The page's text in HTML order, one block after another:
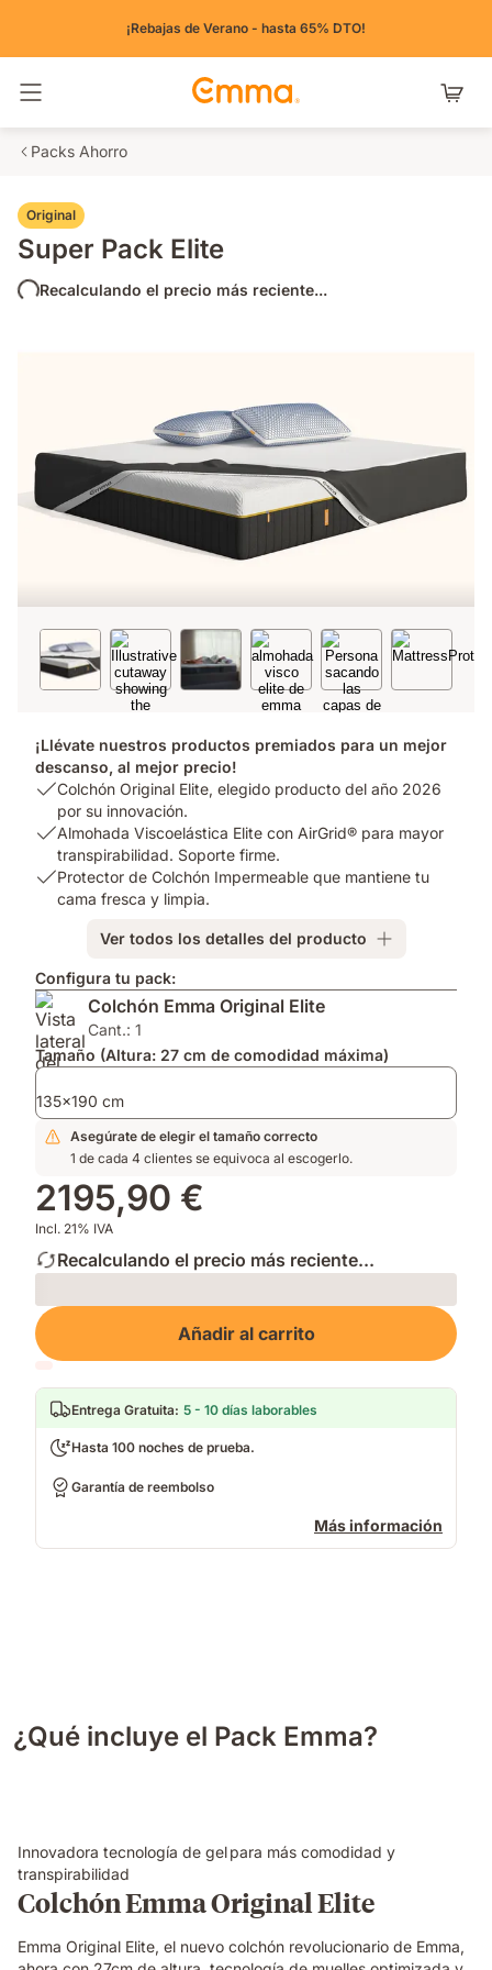
¡Rebajas de Verano - hasta 65% DTO!
Packs Ahorro
Original
Super Pack Elite
Recalculando el precio más reciente...
¡Llévate nuestros productos premiados para un mejor
descanso, al mejor precio!
USP
Colchón
Original
Elite,
elegido
2026
por
su
innovación.
Colchón Original Elite, elegido producto del año 2026
por su innovación.
USP
Almohada
Viscoelástica
para
mayor
transpirabilidad.
Soporte
firme.
Almohada Viscoelástica Elite con AirGrid® para mayor
transpirabilidad. Soporte firme.
USP
Impermeable
que
mantiene
tu
cama
fresca
y
limpia.
Protector de Colchón Impermeable que mantiene tu
cama fresca y limpia.
Ver todos los detalles del producto
Configura tu pack:
Colchón Emma Original Elite
Cant.: 1
Tamaño (Altura: 27 cm de comodidad máxima)
135x190 cm
Asegúrate de elegir el tamaño correcto
1 de cada 4 clientes se equivoca al escogerlo.
2195,90 €
Incl. 21% IVA
Recalculando el precio más reciente...
Loading
Añadir al carrito
Entrega Gratuita: 5 - 10 días laborables
Hasta 100 noches de prueba.
Garantía de reembolso
Más información
¿Qué incluye el Pack Emma?
Innovadora tecnología de gel para más comodidad y
transpirabilidad
Colchón Emma Original Elite
Emma Original Elite, el nuevo colchón revolucionario de Emma,